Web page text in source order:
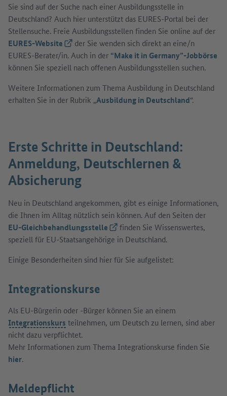
Sie sind auf der Suche nach einer Ausbildungsstelle in
Deutschland? Auch hier unterstützt das EURES-Portal bei der
Stellensuche. Freie Ausbildungsstellen finden Sie online auf der
EURES-Website(Externer Link)
der Sie wenden sich direkt an eine/n
EURES-Berater/in. Auch in der“Make it in Germany”-Jobbörse
können Sie speziell nach offenen Ausbildungsstellen suchen.
Weitere Informationen zum Thema Ausbildung in Deutschland
erhalten Sie in der Rubrik „Ausbildung in Deutschland“.
Erste Schritte in Deutschland:
Anmeldung, Deutschlernen &
Absicherung
Neu in Deutschland angekommen, gibt es einige Informationen,
die Ihnen im Alltag nützlich sein können. Auf den Seiten der
EU-Gleichbehandlungsstelle(Externer Link)
finden Sie Wissenswertes,
speziell für EU-Staatsangehörige in Deutschland.
Einige Besonderheiten sind hier für Sie aufgelistet:
Integrationskurse
Als EU-Bürgerin oder -Bürger können Sie an einem
Integrationskurs teilnehmen, um Deutsch zu lernen, sind aber
nicht dazu verpflichtet.
Mehr Informationen zum Thema Integrationskurse finden Sie
hier.
Meldepflicht